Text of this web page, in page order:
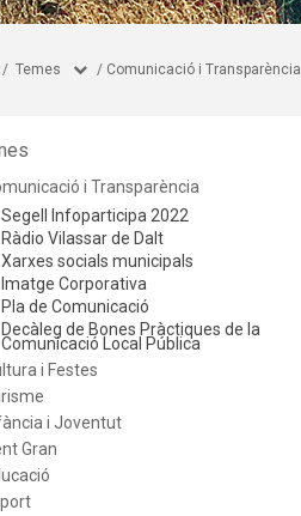
/ Temes / Comunicació i Transparència
i Transparència
Segell Infoparticipa 2022
Ràdio Vilassar de Dalt
Xarxes socials municipals
Imatge Corporativa
Pla de Comunicació
Decàleg de Bones Pràctiques de la
Comunicació Local Pública
i Festes
i Joventut
Gran